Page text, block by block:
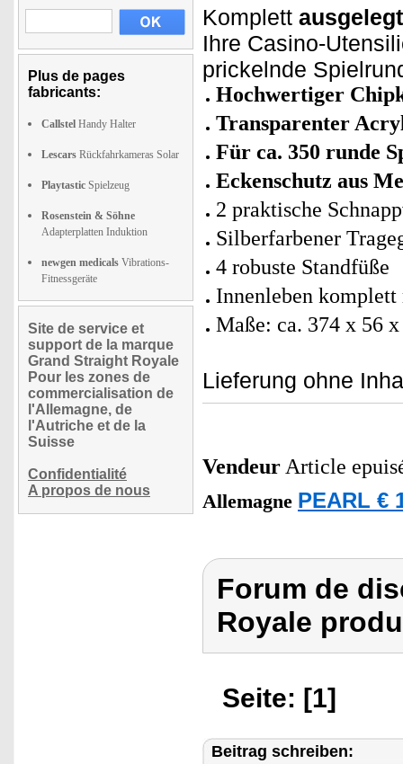
Plus de pages
fabricants:
Callstel Handy Halter
Lescars Rückfahrkameras Solar
Playtastic Spielzeug
Rosenstein & Söhne
Adapterplatten Induktion
newgen medicals Vibrations-
Fitnessgeräte
Site de service et
support de la marque
Grand Straight Royale
Pour les zones de
commercialisation de
l'Allemagne, de
l'Autriche et de la
Suisse
Confidentialité
A propos de nous
Komplett
Ihre Casino-
prickelnde
Hochwertiger
Transparenter
Für ca. 350 runde
Eckenschutz aus
2 praktische
Silberfarbener
4 robuste Standfüße
Innenleben
Maße: ca. 374 x 56
Lieferung ohne
Vendeur Article
Allemagne PEARL €
Forum de
Royale
Seite: [1]
Beitrag schreiben: